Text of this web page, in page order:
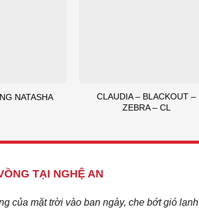
NATASHA
CLAUDIA – BLACKOUT –
ZEBRA – CL
TẠI NGHỆ AN
của mặt trời vào ban ngày, che bớt gió lạnh